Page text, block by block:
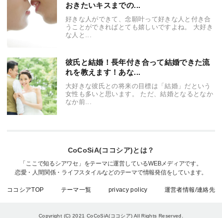
おきたいキスまでの...
好きな人ができて、念願叶って好きな人と付き合
うことができればとても嬉しいですよね。 大好き
な人と...
彼氏と結婚！長年付き合って結婚できた流
れを教えます！あな...
大好きな彼氏との将来の目標は「結婚」だという
女性も多いと思います。 ただ、結婚となるとなか
なか前...
ココシアTOP テーマ一覧 privacy policy 運営者情報/連絡先
CoCoSiA(ココシア)とは？
「ここで知るシアワセ」をテーマに運営しているWEBメディアです。
恋愛・人間関係・ライフスタイルなどのテーマで情報発信をしています。
Copyright (C) 2021 CoCoSiA(ココシア) All Rights Reserved.